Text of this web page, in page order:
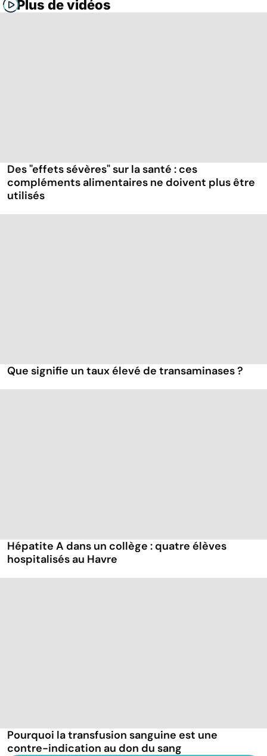
Plus de vidéos
Des "effets sévères" sur la santé : ces
compléments alimentaires ne doivent plus être
utilisés
Que signifie un taux élevé de transaminases ?
Hépatite A dans un collège : quatre élèves
hospitalisés au Havre
Pourquoi la transfusion sanguine est une
contre-indication au don du sang